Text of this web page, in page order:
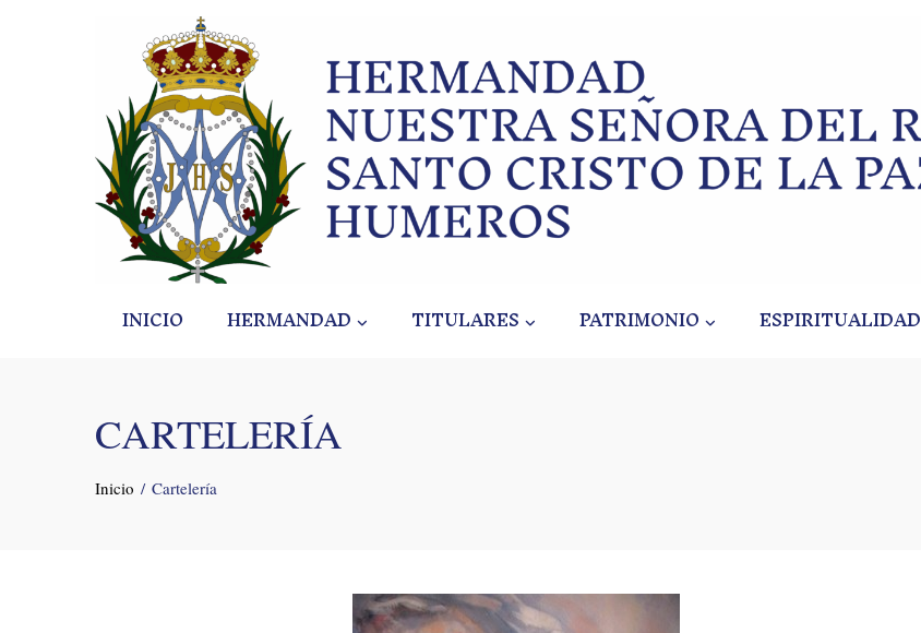
INICIO HERMANDAD TITULARES PATRIMONIO ESPIRITUALIDAD
CARTELERÍA
Inicio Cartelería